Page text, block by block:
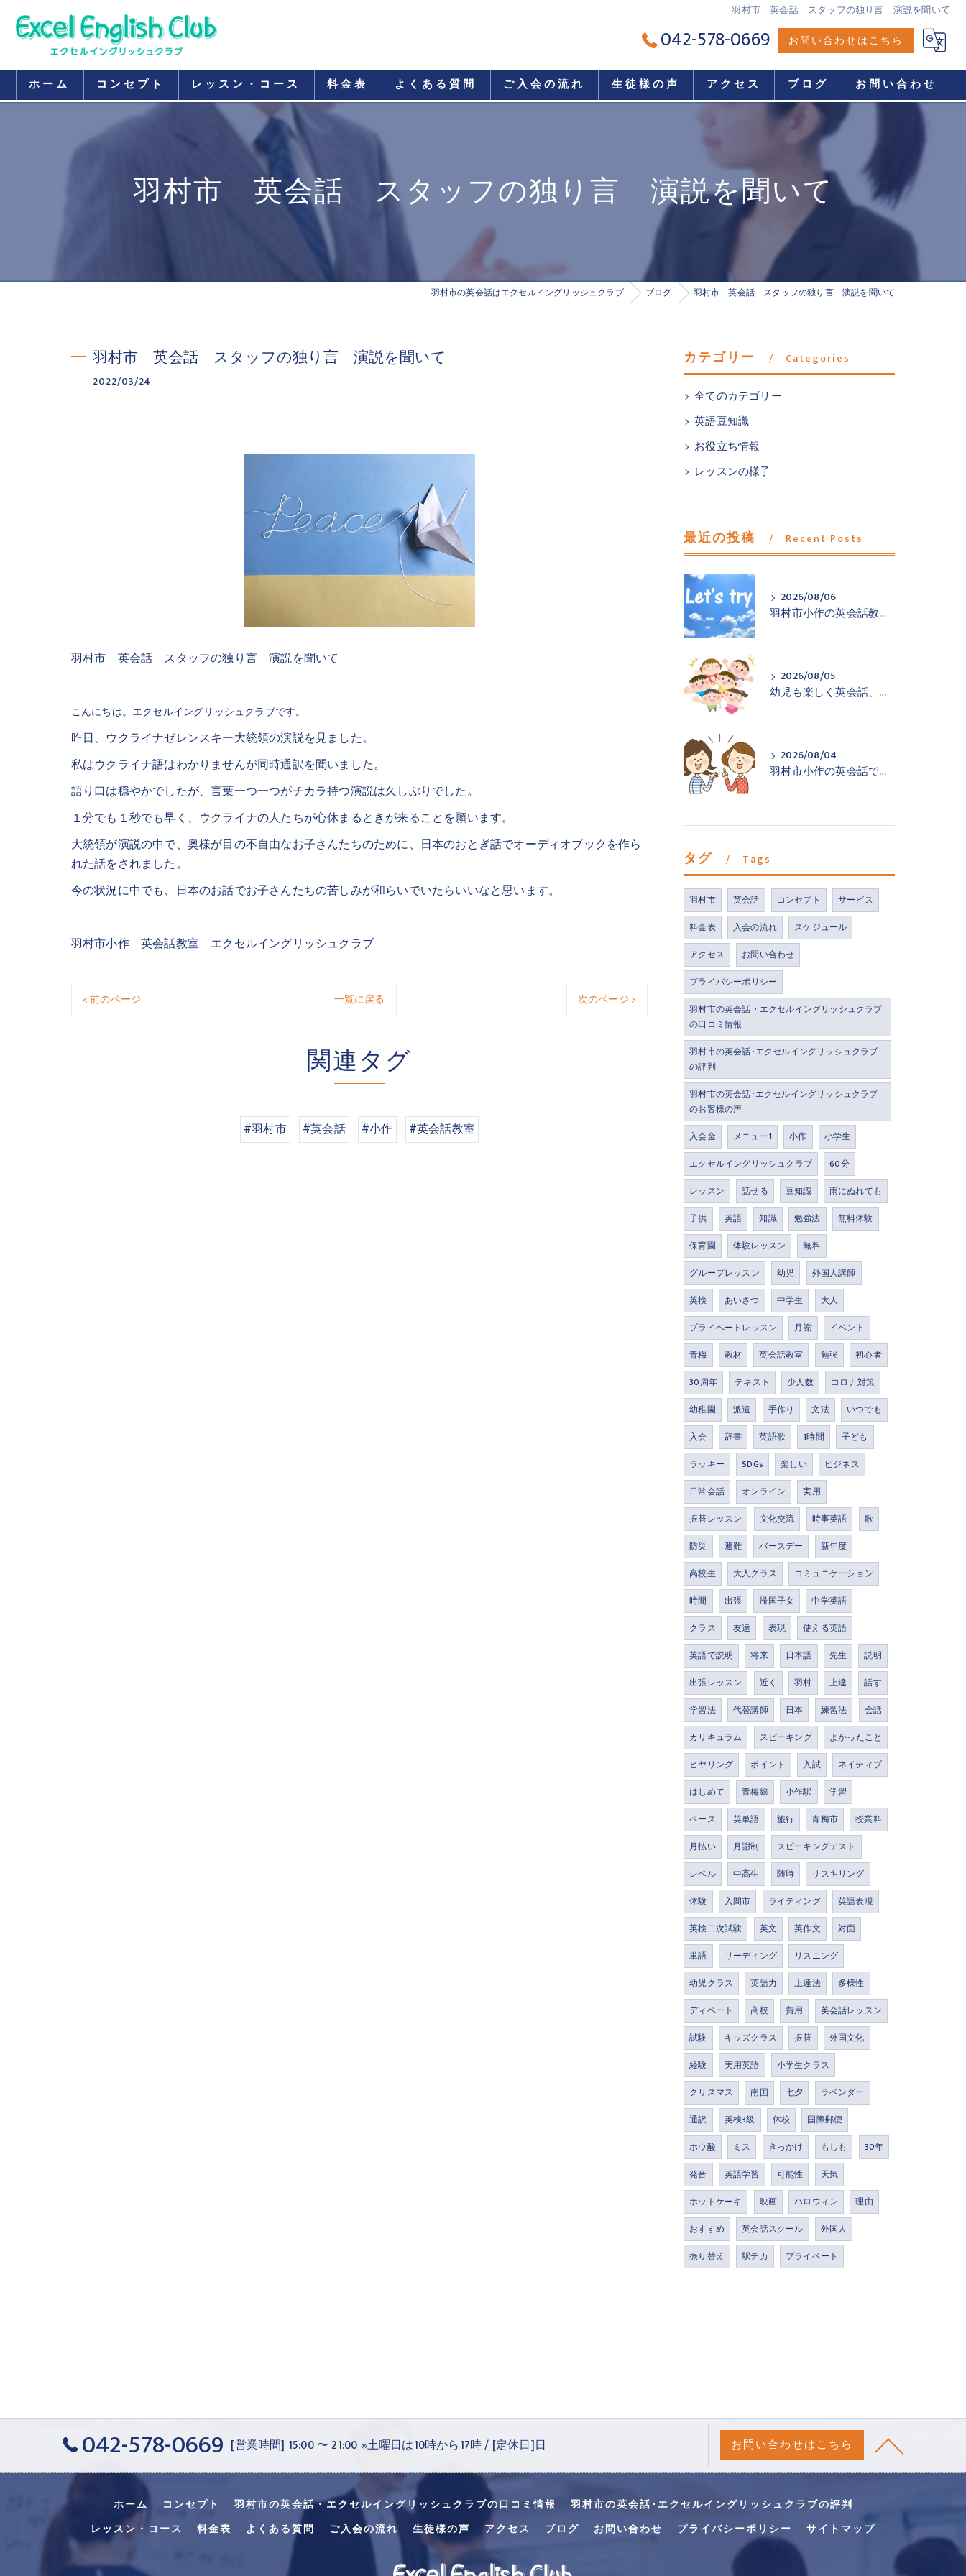
羽村市 英会話 スタッフの独り言 演説を聞いて
042-578-0669 お問い合わせはこちら
ホーム コンセプト レッスン・コース 料金表 よくある質問 ご入会の流れ 生徒様の声 アクセス ブログ お問い合わせ
羽村市 英会話 スタッフの独り言 演説を聞いて
羽村市の英会話はエクセルイングリッシュクラブ ブログ 羽村市 英会話 スタッフの独り言 演説を聞いて
羽村市 英会話 スタッフの独り言 演説を聞いて
2022/03/24
羽村市 英会話 スタッフの独り言 演説を聞いて
こんにちは。エクセルイングリッシュクラブです。
昨日、ウクライナゼレンスキー大統領の演説を見ました。
私はウクライナ語はわかりませんが同時通訳を聞いました。
語り口は穏やかでしたが、言葉一つ一つがチカラ持つ演説は久しぶりでした。
１分でも１秒でも早く、ウクライナの人たちが心休まるときが来ることを願います。
大統領が演説の中で、奥様が目の不自由なお子さんたちのために、日本のおとぎ話でオーディオブックを作ら
れた話をされました。
今の状況に中でも、日本のお話でお子さんたちの苦しみが和らいでいたらいいなと思います。
羽村市小作 英会話教室 エクセルイングリッシュクラブ
< 前のページ 一覧に戻る 次のページ >
関連タグ
#羽村市 #英会話 #小作 #英会話教室
カテゴリー Categories
全てのカテゴリー
英語豆知識
お役立ち情報
レッスンの様子
最近の投稿 Recent Posts
2026/08/06
羽村市小作の英会話教室が一歩踏み出すお手伝い
2026/08/05
幼児も楽しく英会話、羽村市小作の英会話教室
2026/08/04
羽村市小作の英会話で声を出す練習を
タグ Tags
羽村市 英会話 コンセプト
サービス
料金表
入会の流れ
スケジュール
アクセス
お問い合わせ
プライバシーポリシー
羽村市の英会話・エクセルイングリッシュクラブ
の口コミ情報
羽村市の英会話･エクセルイングリッシュクラブ
の評判
羽村市の英会話･エクセルイングリッシュクラブ
のお客様の声
入会金
メニュー1 小作
小学生
エクセルイングリッシュクラブ
60分
レッスン
話せる 豆知識
雨にぬれても
子供
英語 知識 勉強法
無料体験
保育園
体験レッスン
無料
グループレッスン
幼児
外国人講師
英検
あいさつ 中学生
大人
プライベートレッスン
月謝
イベント
青梅
教材 英会話教室 勉強
初心者
30周年
テキスト 少人数
コロナ対策
幼稚園
派遣 手作り 文法
いつでも
入会
辞書 英語歌 1時間
子ども
ラッキー
SDGs 楽しい
ビジネス
日常会話
オンライン
実用
振替レッスン
文化交流 時事英語
歌
防災
避難 バースデー
新年度
高校生
大人クラス
コミュニケーション
時間
出張 帰国子女
中学英語
クラス
友達 表現
使える英語
英語で説明
将来 日本語 先生
説明
出張レッスン
近く 羽村 上達
話す
学習法
代替講師 日本 練習法
会話
カリキュラム
スピーキング
よかったこと
ヒヤリング
ポイント 入試
ネイティブ
はじめて
青梅線 小作駅
学習
ペース
英単語 旅行 青梅市
授業料
月払い
月謝制
スピーキングテスト
レベル
中高生 随時
リスキリング
体験
入間市 ライティング
英語表現
英検二次試験
英文 英作文
対面
単語
リーディング
リスニング
幼児クラス
英語力 上達法
多様性
ディベート
高校 費用
英会話レッスン
試験
キッズクラス 振替
外国文化
経験
実用英語
小学生クラス
クリスマス
南国 七夕
ラベンダー
通訳
英検3級 休校
国際郵便
ホウ酸
ミス きっかけ もしも
30年
発音
英語学習 可能性
天気
ホットケーキ
映画 ハロウィン
理由
おすすめ
英会話スクール
外国人
振り替え
駅チカ プライベート
042-578-0669 [営業時間] 15:00 〜 21:00 ※土曜日は10時から17時 / [定休日]日 お問い合わせはこちら
ホーム コンセプト 羽村市の英会話・エクセルイングリッシュクラブの口コミ情報
羽村市の英会話･エクセルイングリッシュクラブの評判
レッスン・コース
料金表 よくある質問 ご入会の流れ 生徒様の声 アクセス ブログ お問い合わせ プライバシーポリシー サイトマップ